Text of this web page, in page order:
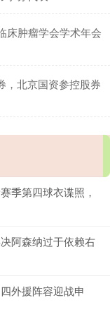
床肿瘤学会学术年会
，北京国资参控股券
季第四球衣谍照，
阿森纳过于依赖右
外援阵容迎战申